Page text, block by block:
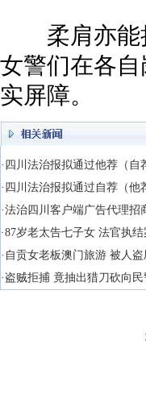
柔肩亦能担
女警们在各
实屏障。
·四川法治报拟通过他荐（
·四川法治报拟通过自荐（
·法治四川客户端广告代理招
·87岁老太告七子女 法官执
·自贡女老板澳门旅游 被人
·盗贼拒捕 竟抽出猎刀砍向